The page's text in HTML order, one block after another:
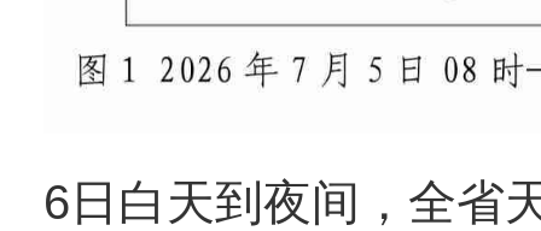
6日白天到夜间，全省